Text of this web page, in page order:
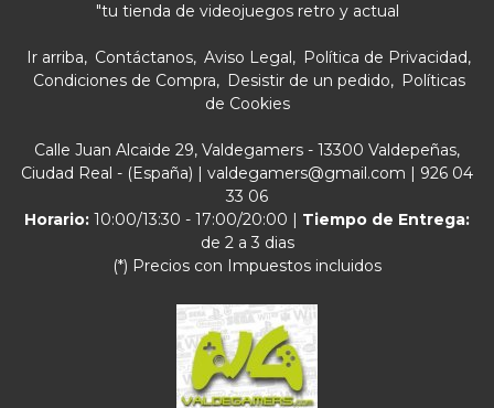
"tu tienda de videojuegos retro y actual
Ir arriba Contáctanos Aviso Legal
Política de Privacidad
Condiciones de Compra
Desistir de un pedido
Políticas
de Cookies
Calle Juan Alcaide 29, Valdegamers - 13300 Valdepeñas,
Ciudad Real - (España) | valdegamers@gmail.com | 926 04
33 06
Horario: 10:00/13:30 - 17:00/20:00 | Tiempo de Entrega:
de 2 a 3 dias
(*) Precios con Impuestos incluidos